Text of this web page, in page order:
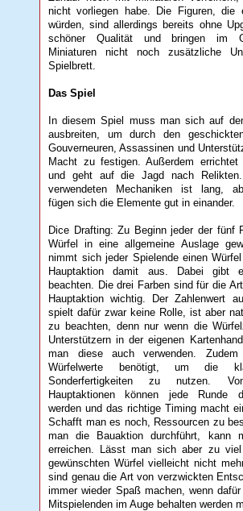
nicht vorliegen habe. Die Figuren, die
würden, sind allerdings bereits ohne
schöner Qualität und bringen im
Miniaturen nicht noch zusätzliche
Spielbrett.
Das Spiel
In diesem Spiel muss man sich auf
ausbreiten, um durch den
Gouverneuren, Assassinen und
Macht zu festigen. Außerdem errichtet
und geht auf die Jagd nach
verwendeten Mechaniken ist lang,
fügen sich die Elemente gut in einander.
Dice Drafting: Zu Beginn jeder der fünf
Würfel in eine allgemeine Auslage
nimmt sich jeder Spielende einen
Hauptaktion damit aus. Dabei gibt
beachten. Die drei Farben sind für die
Hauptaktion wichtig. Der Zahlenwert
spielt dafür zwar keine Rolle, ist aber
zu beachten, denn nur wenn die
Unterstützern in der eigenen
man diese auch verwenden. Zudem
Würfelwerte benötigt, um die
Sonderfertigkeiten zu nutzen.
Hauptaktionen können jede Runde
werden und das richtige Timing macht
Schafft man es noch, Ressourcen zu
man die Bauaktion durchführt, kann
erreichen. Lässt man sich aber zu
gewünschten Würfel vielleicht nicht
sind genau die Art von verzwickten
immer wieder Spaß machen, wenn
Mitspielenden im Auge behalten werden